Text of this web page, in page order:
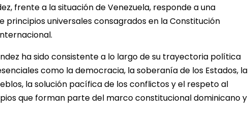
frente a la situación de Venezuela, responde a una
principios universales consagrados en la Constitución
ha sido consistente a lo largo de su trayectoria política
como la democracia, la soberanía de los Estados, la
la solución pacífica de los conflictos y el respeto al
que forman parte del marco constitucional dominicano y